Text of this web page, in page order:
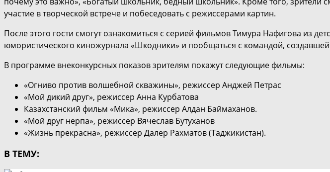
участие в творческой встрече и побеседовать с режиссерами картин.
После этого гости смогут ознакомиться с серией фильмов Тимура Нафигова из
юмористического киножурнала «Шкодники» и пообщаться с командой,
В программе внеконкурсных показов зрителям покажут следующие фильмы:
«Огниво против волшебной скважины», режиссер Анджей Петрас
«Мой дикий друг», режиссер Анна Курбатова
Казахстанский фильм «Мика», режиссер Алдан Баймаханов.
«Мой друг нерпа», режиссер Вячеслав Бутуханов
«Жизнь прекрасна», режиссер Далер Рахматов (Таджикистан).
В ТЕМУ: